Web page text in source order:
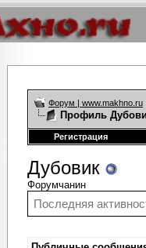
Форум | www.makhno.ru
Профиль
Регистрация
Дубовик
Форумчанин
Последняя